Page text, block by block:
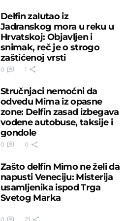
Delfin zalutao iz
Jadranskog mora u reku u
Hrvatskoj: Objavljen i
snimak, reč je o strogo
zaštićenoj vrsti
0 1
Stručnjaci nemoćni da
odvedu Mima iz opasne
zone: Delfin zasad izbegava
vodene autobuse, taksije i
gondole
0 0
Zašto delfin Mimo ne želi da
napusti Veneciju: Misterija
usamljenika ispod Trga
Svetog Marka
0 21